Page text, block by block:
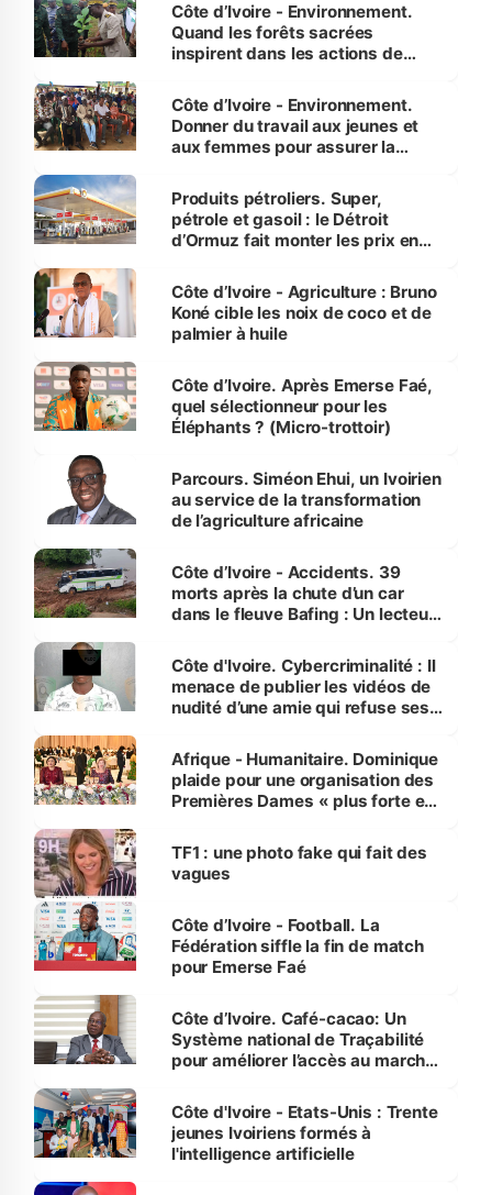
Côte d’Ivoire - Environnement.
Quand les forêts sacrées
inspirent dans les actions de
Côte d’Ivoire - Environnement.
Donner du travail aux jeunes et
aux femmes pour assurer la
menacées
Produits pétroliers. Super,
pétrole et gasoil : le Détroit
d’Ormuz fait monter les prix en
Côte d’Ivoire - Agriculture : Bruno
Koné cible les noix de coco et de
palmier à huile
Côte d’Ivoire. Après Emerse Faé,
quel sélectionneur pour les
Éléphants ? (Micro-trottoir)
Parcours. Siméon Ehui, un Ivoirien
au service de la transformation
de l’agriculture africaine
Côte d’Ivoire - Accidents. 39
morts après la chute d’un car
dans le fleuve Bafing : Un lecteur
des Transports
Côte d'Ivoire. Cybercriminalité : Il
menace de publier les vidéos de
nudité d’une amie qui refuse ses
Afrique - Humanitaire. Dominique
plaide pour une organisation des
Premières Dames « plus forte et
sur la scène internationale »
TF1 : une photo fake qui fait des
vagues
Côte d’Ivoire - Football. La
Fédération siffle la fin de match
pour Emerse Faé
Côte d’Ivoire. Café-cacao: Un
Système national de Traçabilité
pour améliorer l’accès au marché
Côte d'Ivoire - Etats-Unis : Trente
jeunes Ivoiriens formés à
l'intelligence artificielle